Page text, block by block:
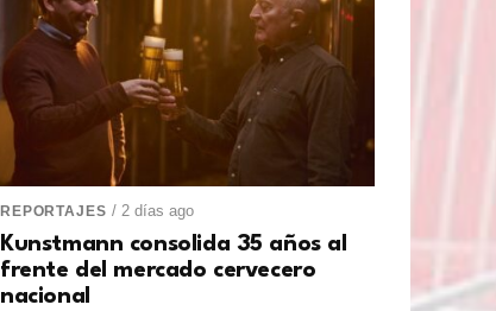
REPORTAJES / 2 días ago
Kunstmann consolida 35 años al
frente del mercado cervecero
nacional